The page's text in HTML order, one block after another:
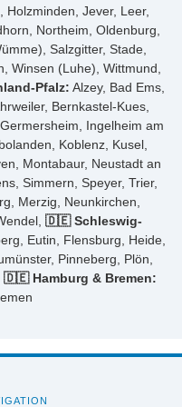
Holzminden, Jever, Leer,
Northeim, Oldenburg,
Salzgitter, Stade,
Winsen (Luhe), Wittmund,
Pfalz: Alzey, Bad Ems,
Bernkastel-Kues,
Ingelheim am
Koblenz, Kusel,
Montabaur, Neustadt an
Simmern, Speyer, Trier,
Merzig, Neunkirchen,
🇩🇪 Schleswig-
Eutin, Flensburg, Heide,
Pinneberg, Plön,
🇩🇪 Hamburg & Bremen: